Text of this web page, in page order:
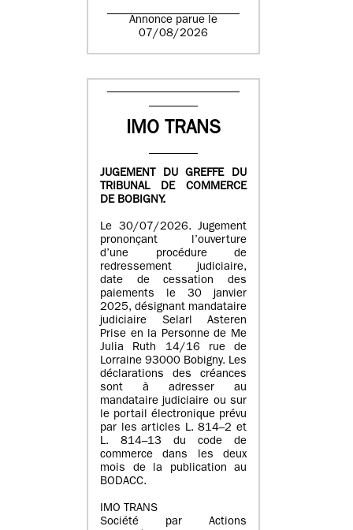
Annonce parue le
07/08/2026
IMO TRANS
JUGEMENT DU GREFFE DU
TRIBUNAL DE COMMERCE
DE BOBIGNY.
Le 30/07/2026. Jugement
prononçant l’ouverture
d’une procédure de
redressement judiciaire,
date de cessation des
paiements le 30 janvier
2025, désignant mandataire
judiciaire Selarl Asteren
Prise en la Personne de Me
Julia Ruth 14/16 rue de
Lorraine 93000 Bobigny. Les
déclarations des créances
sont à adresser au
mandataire judiciaire ou sur
le portail électronique prévu
par les articles L. 814–2 et
L. 814–13 du code de
commerce dans les deux
mois de la publication au
BODACC.
IMO TRANS
Société par Actions